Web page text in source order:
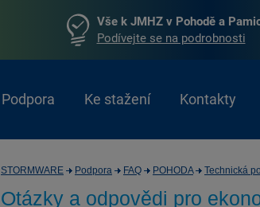
Vše k JMHZ v Pohodě a
Podívejte se na podrobnosti
Podpora Ke stažení Kontakty
STORMWARE Podpora FAQ POHODA Technická
Otázky a odpovědi pro